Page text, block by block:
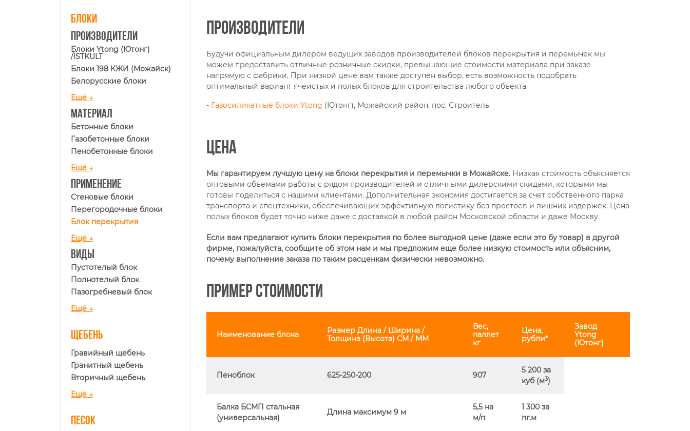
Блоки
Производители
Блоки Ytong (Ютонг)
/ISTKULT
Блоки 198 КЖИ (Можайск)
Белорусские блоки
Ещё ↓
Материал
Бетонные блоки
Газобетонные блоки
Пенобетонные блоки
Ещё ↓
Применение
Стеновые блоки
Перегородочные блоки
Блок перекрытия
Ещё ↓
Виды
Пустотелый блок
Полнотелый блок
Пазогребневый блок
Ещё ↓
Щебень
Гравийный щебень
Гранитный щебень
Вторичный щебень
Ещё ↓
Песок
Производители
Будучи официальным дилером ведущих заводов производителей блоков перекрытия и перемычек мы
можем предоставить отличные розничные скидки, превышающие стоимости материала при заказе
напрямую с фабрики. При низкой цене вам также доступен выбор, есть возможность подобрать
оптимальный вариант ячеистых и полых блоков для строительства любого объекта.
- Газосиликатные блоки Ytong (Ютонг), Можайский район, пос. Строитель
Цена
Мы гарантируем лучшую цену на блоки перекрытия и перемычки в Можайске. Низкая стоимость объясняется
оптовыми объемами работы с рядом производителей и отличными дилерскими скидами, которыми мы
готовы поделиться с нашими клиентами. Дополнительная экономия достигается за счет собственного парка
транспорта и спецтехники, обеспечивающих эффективную логистику без простоев и лишних издержек. Цена
полых блоков будет точно ниже даже с доставкой в любой район Московской области и даже Москву.
Если вам предлагают купить блоки перекрытия по более выгодной цене (даже если это бу товар) в другой
фирме, пожалуйста, сообщите об этом нам и мы предложим еще более низкую стоимость или объясним,
почему выполнение заказа по таким расценкам физически невозможно.
Пример стоимости
Наименование блока
Размер Длина / Ширина /
Толщина (Высота) СМ / ММ
Вес,
паллет
кг
Цена,
рубли*
Завод
Ytong
(Ютонг)
Пеноблок 625-250-200 907
5 200 за
куб (м3)
Балка БСМП стальная
(универсальная)
Длина максимум 9 м
5,5 на
м/п
1 300 за
пг.м